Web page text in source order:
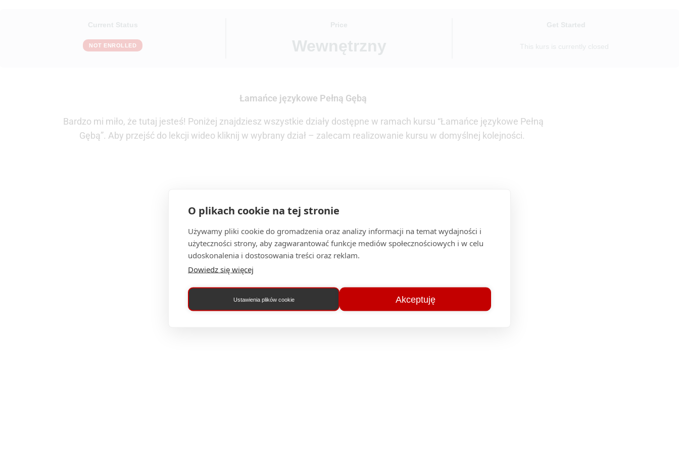
O plikach cookie na tej stronie
Używamy pliki cookie do gromadzenia oraz analizy informacji na temat wydajności i
użyteczności strony, aby zagwarantować funkcje mediów społecznościowych i w celu
udoskonalenia i dostosowania treści oraz reklam.
Dowiedz się więcej
Ustawienia plików cookie Akceptuję
Current Status
NOT ENROLLED
Price
Wewnętrzny
Get Started
This kurs is currently closed
Łamańce językowe Pełną Gębą
Bardzo mi miło, że tutaj jesteś! Poniżej znajdziesz wszystkie działy dostępne w ramach kursu “Łamańce językowe Pełną
Gębą”. Aby przejść do lekcji wideo kliknij w wybrany dział – zalecam realizowanie kursu w domyślnej kolejności.